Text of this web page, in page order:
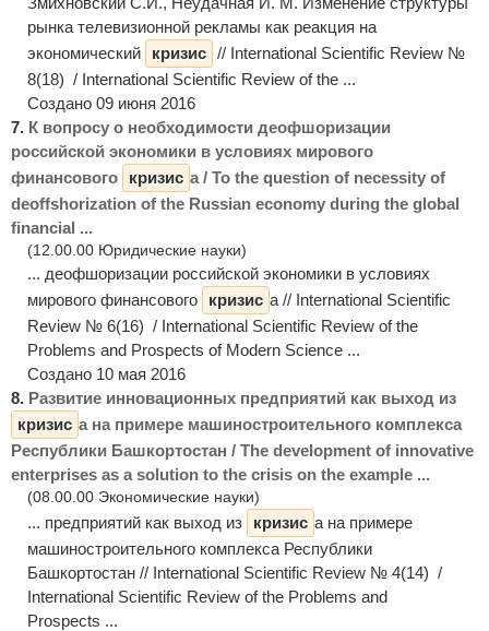
рынка телевизионной рекламы как реакция на
экономический
кризис // International Scientific Review №
8(18) / International Scientific Review of the ...
Создано 09 июня 2016
7. К вопросу о необходимости деофшоризации
российской экономики в условиях мирового
финансового
кризис а / To the question of necessity of
deoffshorization of the Russian economy during the global
financial ...
(12.00.00 Юридические науки)
... деофшоризации российской экономики в условиях
мирового финансового
кризис а // International Scientific
Review № 6(16) / International Scientific Review of the
Problems and Prospects of Modern Science ...
Создано 10 мая 2016
8. Развитие инновационных предприятий как выход из
кризис а на примере машиностроительного комплекса
Республики Башкортостан / The development of innovative
enterprises as a solution to the crisis on the example ...
(08.00.00 Экономические науки)
... предприятий как выход из кризис а на примере
машиностроительного комплекса Республики
Башкортостан // International Scientific Review № 4(14) /
International Scientific Review of the Problems and
Prospects ...